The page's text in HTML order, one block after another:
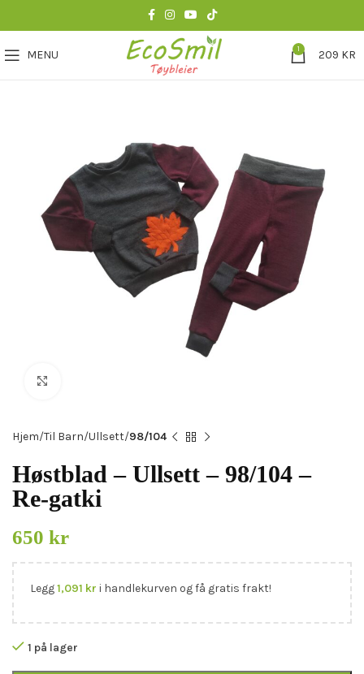
MENU 1 209 KR
Hjem Til Barn Ullsett 98/104
Høstblad – Ullsett – 98/104 –
Re-gatki
650 kr
Legg1,091 kr i handlekurven og få gratis frakt!
1 på lager